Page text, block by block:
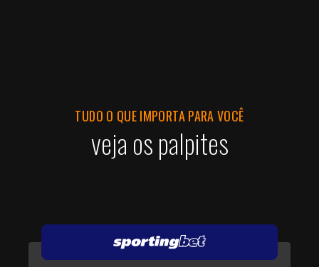
TUDO O QUE IMPORTA PARA VOCÊ
veja os palpites